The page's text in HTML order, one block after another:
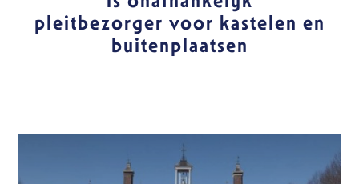
pleitbezorger voor kastelen en
buitenplaatsen
Login